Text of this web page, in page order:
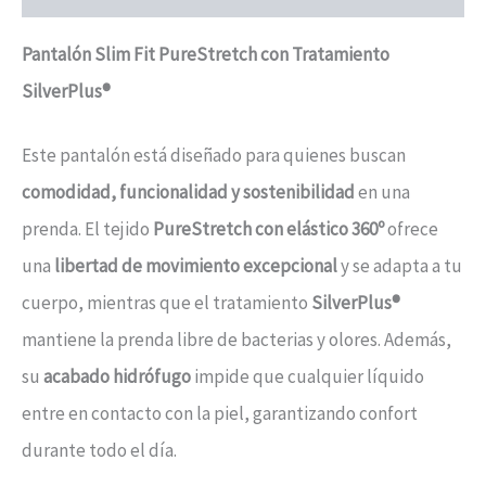
Pantalón Slim Fit PureStretch con Tratamiento
SilverPlus®
Este pantalón está diseñado para quienes buscan
comodidad, funcionalidad y sostenibilidaden una
prenda. El tejido PureStretch con elástico 360ºofrece
una libertad de movimiento excepcionaly se adapta a tu
cuerpo, mientras que el tratamiento SilverPlus®
mantiene la prenda libre de bacterias y olores. Además,
su acabado hidrófugoimpide que cualquier líquido
entre en contacto con la piel, garantizando confort
durante todo el día.